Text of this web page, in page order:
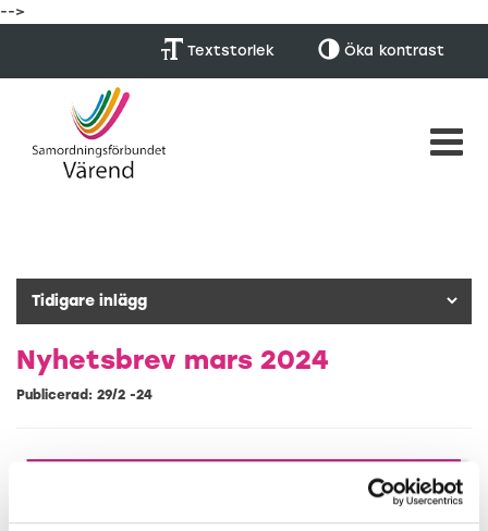
-->
Textstorlek Öka kontrast
Nyhetsbrev mars 2024
Publicerad: 29/2 -24